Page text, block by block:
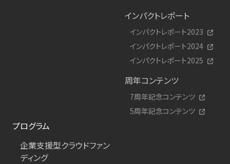
インパクトレポート
インパクトレポート2023
インパクトレポート2024
インパクトレポート2025
周年コンテンツ
7周年記念コンテンツ
5周年記念コンテンツ
プログラム
企業支援型クラウドファン
ディング